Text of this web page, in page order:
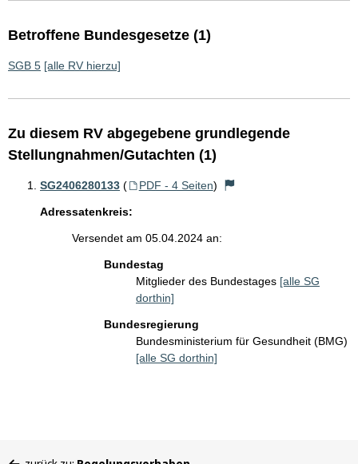
Betroffene Bundesgesetze (1)
SGB 5 [alle RV hierzu]
Zu diesem RV abgegebene grundlegende
Stellungnahmen/Gutachten (1)
SG2406280133 ( PDF - 4 Seiten)
Adressatenkreis:
Versendet am 05.04.2024 an:
Bundestag
Mitglieder des Bundestages [alle SG
dorthin]
Bundesregierung
Bundesministerium für Gesundheit (BMG)
[alle SG dorthin]